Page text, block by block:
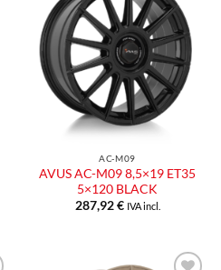
Aggiungi
alla lista
dei
desideri
AC-M09
AVUS AC-M09 8,5×19 ET35
5×120 BLACK
287,92€ IVA incl.